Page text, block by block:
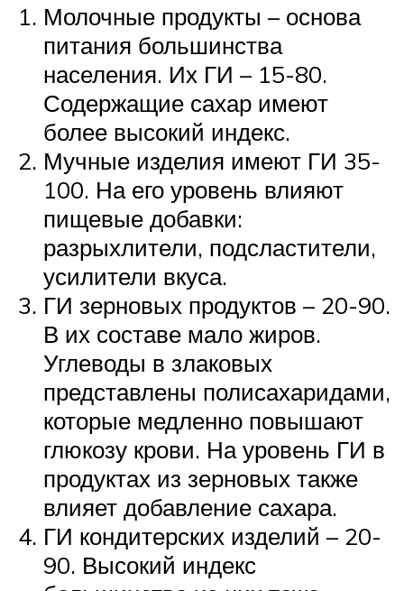
Молочные продукты – основа
питания большинства
населения. Их ГИ – 15-80.
Содержащие сахар имеют
более высокий индекс.
Мучные изделия имеют ГИ 35-
100. На его уровень влияют
пищевые добавки:
разрыхлители, подсластители,
усилители вкуса.
ГИ зерновых продуктов – 20-90.
В их составе мало жиров.
Углеводы в злаковых
представлены полисахаридами,
которые медленно повышают
глюкозу крови. На уровень ГИ в
продуктах из зерновых также
влияет добавление сахара.
ГИ кондитерских изделий – 20-
90. Высокий индекс